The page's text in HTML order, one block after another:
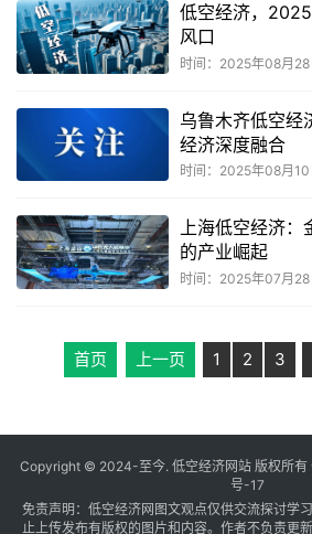
低空经济，
风口
时间：2025年08月28
乌鲁木齐低空经
经济深度融合
时间：2025年08月10
上海低空经济：
的产业崛起
时间：2025年07月28
首页 上一页 1 2 3
Copyright © 2024-至今. 低空经济网站 版权所有
号-17
免责声明：低空经济网图文观点仅供交流探讨学
止上传发布有版权的图片和内容。作者不负责更